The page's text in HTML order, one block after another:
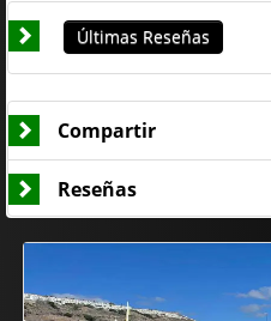
Últimas Reseñas
Compartir
Reseñas